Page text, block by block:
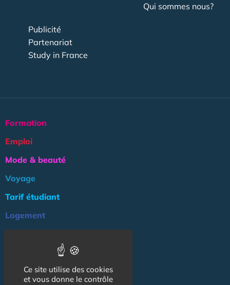
Qui sommes nous?
Publicité
Partenariat
Study in France
Formation
Emploi
Mode & beauté
Voyage
Tarif étudiant
Logement
Association
Ce site utilise des cookies
et vous donne le contrôle